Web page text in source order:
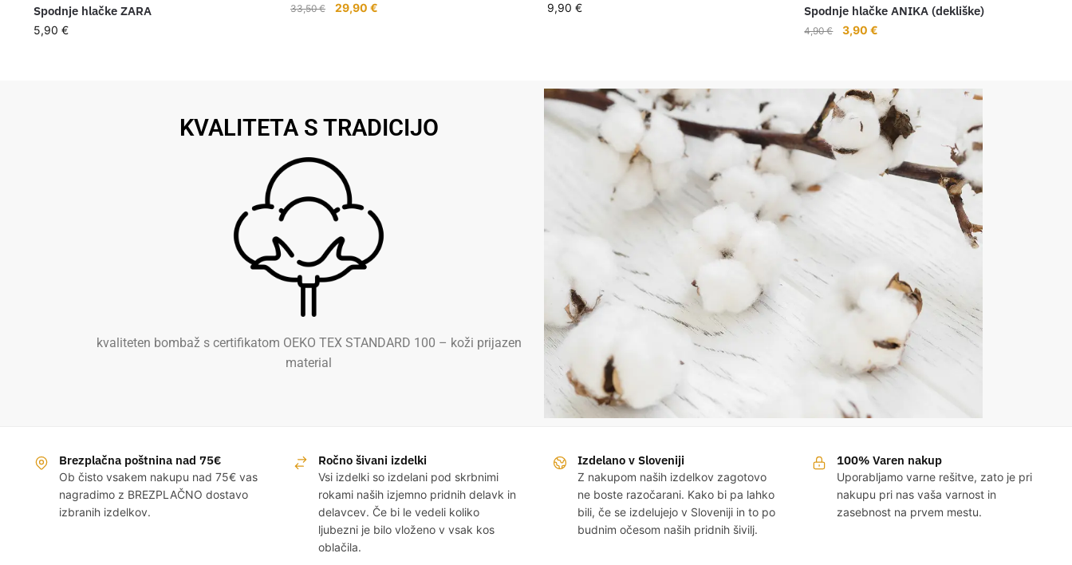
Spodnje hlačke ZARA
5,90 €
33,50€ 29,90€ 9,90€ Spodnje hlačke ANIKA (dekliške)
4,90€ 3,90€
KVALITETA S TRADICIJO
kvaliteten bombaž s certifikatom OEKO TEX STANDARD 100 – koži prijazen
material
Brezplačna poštnina nad 75€
Ob čisto vsakem nakupu nad 75€ vas
nagradimo z BREZPLAČNO dostavo
izbranih izdelkov.
Ročno šivani izdelki
Vsi izdelki so izdelani pod skrbnimi
rokami naših izjemno pridnih delavk in
delavcev. Če bi le vedeli koliko
ljubezni je bilo vloženo v vsak kos
oblačila.
Izdelano v Sloveniji
Z nakupom naših izdelkov zagotovo
ne boste razočarani. Kako bi pa lahko
bili, če se izdelujejo v Sloveniji in to po
budnim očesom naših pridnih šivilj.
100% Varen nakup
Uporabljamo varne rešitve, zato je pri
nakupu pri nas vaša varnost in
zasebnost na prvem mestu.